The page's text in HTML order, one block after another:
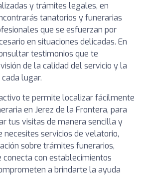
y trámites legales, en
tanatorios y funerarias
que se esfuerzan por
en situaciones delicadas. En
testimonios que te
de la calidad del servicio y la
lugar.
te permite localizar fácilmente
en Jerez de la Frontera, para
tus visitas de manera sencilla y
necesites servicios de velatorio,
sobre trámites funerarios,
con establecimientos
a brindarte la ayuda